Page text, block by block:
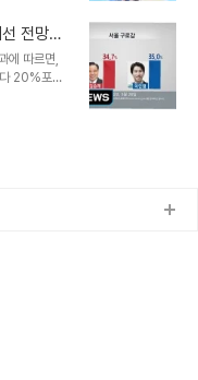
장을 열어
선상투표는
지 기대를
절차가 독특
여 선거인
전망과
에 따르면,
다 20%포인
진행되었
48%로 가